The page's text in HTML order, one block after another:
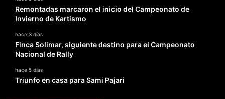
Remontadas marcaron el inicio del Campeonato de
Invierno de Kartismo
hace 3 días
Finca Solimar, siguiente destino para el Campeonato
Nacional de Rally
hace 5 días
Triunfo en casa para Sami Pajari